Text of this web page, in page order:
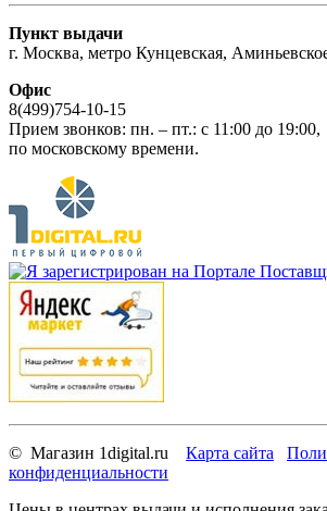
Пункт выдачи
г. Москва, метро Кунцевская,
Офис
8(499)754-10-15
Прием звонков: пн. – пт.: c 11:00 до 19:00,
по московскому времени.
© Магазин 1digital.ru Карта сайта
конфиденциальности